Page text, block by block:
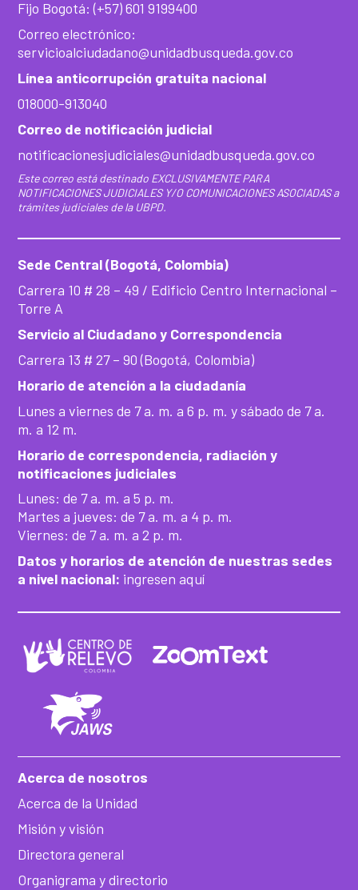
Fijo Bogotá: (+57) 601 9199400
Correo electrónico:
servicioalciudadano@unidadbusqueda.gov.co
Línea anticorrupción gratuita nacional
018000-913040
Correo de notificación judicial
notificacionesjudiciales@unidadbusqueda.gov.co
Este correo está destinado EXCLUSIVAMENTE PARA
NOTIFICACIONES JUDICIALES Y/O COMUNICACIONES ASOCIADAS a
trámites judiciales de la UBPD.
Sede Central (Bogotá, Colombia)
Carrera 10 # 28 – 49 / Edificio Centro Internacional –
Torre A
Servicio al Ciudadano y Correspondencia
Carrera 13 # 27 – 90 (Bogotá, Colombia)
Horario de atención a la ciudadanía
Lunes a viernes de 7 a. m. a 6 p. m. y sábado de 7 a.
m. a 12 m.
Horario de correspondencia, radiación y
notificaciones judiciales
Lunes: de 7 a. m. a 5 p. m.
Martes a jueves: de 7 a. m. a 4 p. m.
Viernes: de 7 a. m. a 2 p. m.
Datos y horarios de atención de nuestras sedes
a nivel nacional: ingresen aquí
Acerca de nosotros
Acerca de la Unidad
Misión y visión
Directora general
Organigrama y directorio